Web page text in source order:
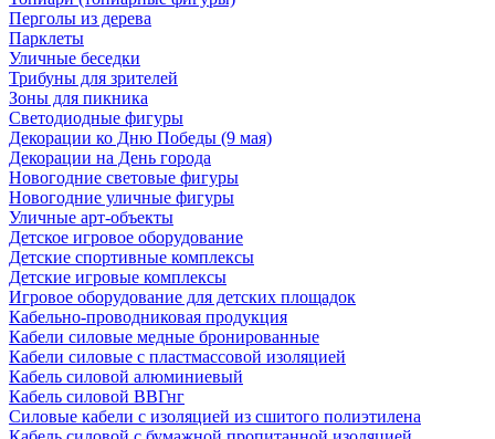
Перголы из дерева
Парклеты
Уличные беседки
Трибуны для зрителей
Зоны для пикника
Светодиодные фигуры
Декорации ко Дню Победы (9 мая)
Декорации на День города
Новогодние световые фигуры
Новогодние уличные фигуры
Уличные арт-объекты
Детское игровое оборудование
Детские спортивные комплексы
Детские игровые комплексы
Игровое оборудование для детских площадок
Кабельно-проводниковая продукция
Кабели силовые медные бронированные
Кабели силовые с пластмассовой изоляцией
Кабель силовой алюминиевый
Кабель силовой ВВГнг
Силовые кабели с изоляцией из сшитого полиэтилена